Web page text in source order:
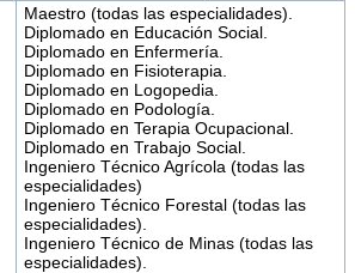
Maestro (todas las especialidades).
Diplomado en Educación Social.
Diplomado en Enfermería.
Diplomado en Fisioterapia.
Diplomado en Logopedia.
Diplomado en Podología.
Diplomado en Terapia Ocupacional.
Diplomado en Trabajo Social.
Ingeniero Técnico Agrícola (todas las
especialidades)
Ingeniero Técnico Forestal (todas las
especialidades).
Ingeniero Técnico de Minas (todas las
especialidades).